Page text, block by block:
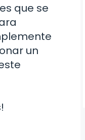
que se
un